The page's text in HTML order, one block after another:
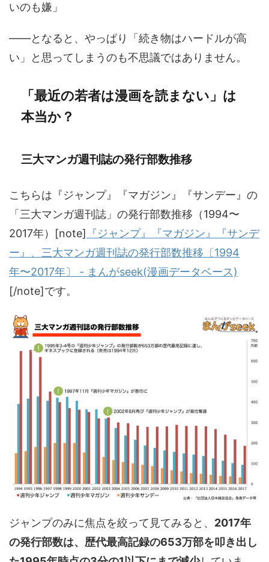
いのも嫌」
——となると、やっぱり「続き物はハードルが高
い」と思ってしまうのも不思議ではありません。
「最近の若者は漫画を読まない」は
本当か？
三大マンガ週刊誌の発行部数推移
こちらは『ジャンプ』『マガジン』『サンデー』の
「三大マンガ週刊誌」の発行部数推移（1994〜
2017年）[note] 『ジャンプ』『マガジン』『サンデ
ー』、三大マンガ週刊誌の発行部数推移〔1994
年〜2017年〕 - まんがseek(漫画データベース)
[/note]です。
ジャンプのみに焦点を絞って見てみると、 2017年
の発行部数は、歴代最高記録の653万部を叩き出し